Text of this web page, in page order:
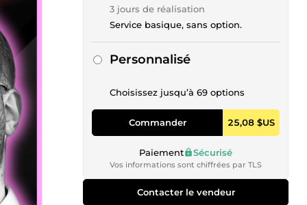
3 jours de réalisation
Service basique, sans option.
Personnalisé
Choisissez jusqu’à 69 options
Commander 25,08 $US
Paiement Sécurisé
Vos informations sont chiffrées par TLS
Contacter le vendeur